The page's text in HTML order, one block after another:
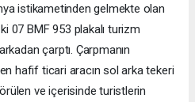
istikametinden gelmekte olan
ki 07 BMF 953 plakalı turizm
çarptı. Çarpmanın
hafif ticari aracın sol arka tekeri
ve içerisinde turistlerin